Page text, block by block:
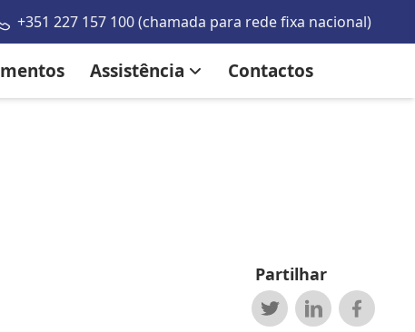
+351 227 157 100 (chamada para rede fixa nacional)
Assistência Contactos
Partilhar